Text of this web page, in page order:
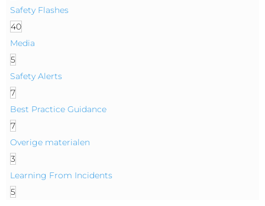
Safety Flashes
40
Media
5
Safety Alerts
7
Best Practice Guidance
7
Overige materialen
3
Learning From Incidents
5